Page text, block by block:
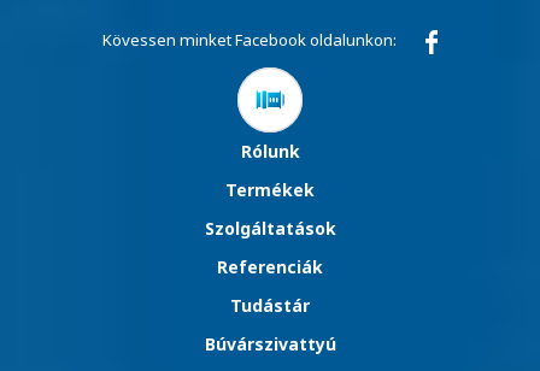
Kövessen minket Facebook oldalunkon:
Rólunk
Termékek
Szolgáltatások
Referenciák
Tudástár
Búvárszivattyú